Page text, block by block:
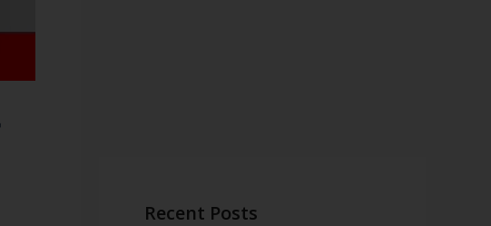
Recent Posts